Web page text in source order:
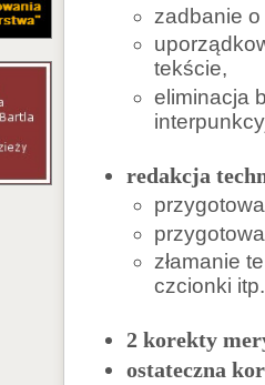
zadbanie o
tekście,
eliminacja
redakcja
złamanie
czcionki
2 korekty
ostateczna